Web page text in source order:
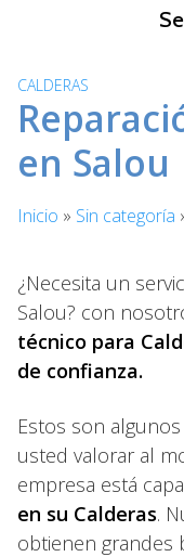
CALDERAS
en Salou
Inicio » Sin categoría
¿Necesita un
Salou? con
técnico para
de confianza.
Estos son
usted valorar al
empresa está
en su Calderas.
obtienen grandes